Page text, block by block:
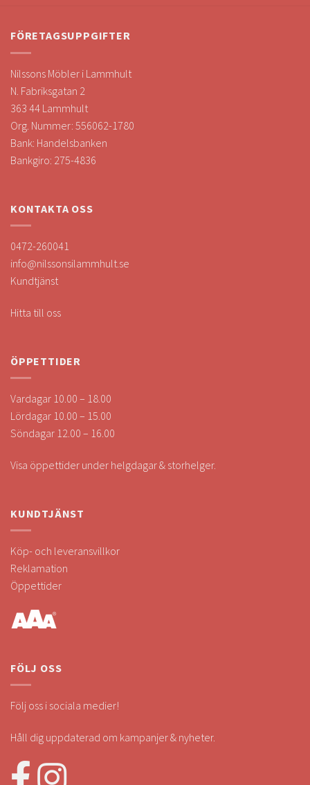
FÖRETAGSUPPGIFTER
Nilssons Möbler i Lammhult
N. Fabriksgatan 2
363 44 Lammhult
Org. Nummer: 556062-1780
Bank: Handelsbanken
Bankgiro: 275-4836
KONTAKTA OSS
0472-260041
info@nilssonsilammhult.se
Kundtjänst
Hitta till oss
ÖPPETTIDER
Vardagar 10.00 – 18.00
Lördagar 10.00 – 15.00
Söndagar 12.00 – 16.00
Visa öppettider under helgdagar & storhelger.
KUNDTJÄNST
Köp- och leveransvillkor
Reklamation
Öppettider
FÖLJ OSS
Följ oss i sociala medier!
Håll dig uppdaterad om kampanjer & nyheter.